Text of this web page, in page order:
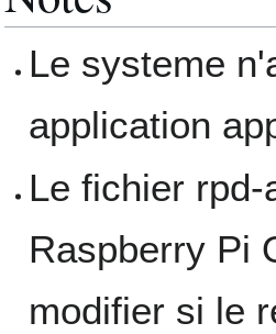
Le systeme
application
Le fichier
Raspberry Pi
modifier si le